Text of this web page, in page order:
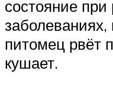
состояние
заболеваниях,
питомец рвёт
кушает.